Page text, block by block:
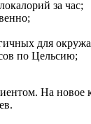
за час;
для
по Цельсию;
На